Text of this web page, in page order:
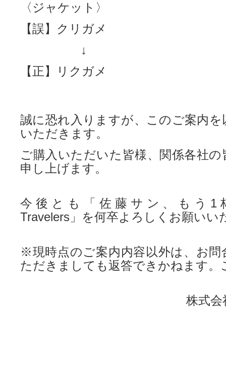
〈ジャケット〉
【誤】クリガメ
↓
【正】リクガメ
誠に恐れ入りますが、このご案内
いただきます。
ご購入いただいた皆様、関係各社
申し上げます。
今後とも「佐藤サン、もう1
Travelers」を何卒よろしくお願いい
※現時点のご案内内容以外は、お問
ただきましても返答できかねます。
株式